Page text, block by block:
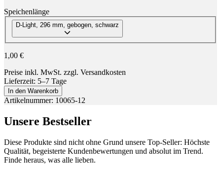
Speichenlänge
Wähle eine Speichenlänge
Wähle eine Speichenlänge
D-Light, 296 mm, gebogen, schwarz
1,00 €
Preise inkl. MwSt. zzgl. Versandkosten
Lieferzeit: 5–7 Tage
In den Warenkorb
Artikelnummer: 10065-12
Unsere Bestseller
Diese Produkte sind nicht ohne Grund unsere Top-Seller: Höchste
Qualität, begeisterte Kundenbewertungen und absolut im Trend.
Finde heraus, was alle lieben.